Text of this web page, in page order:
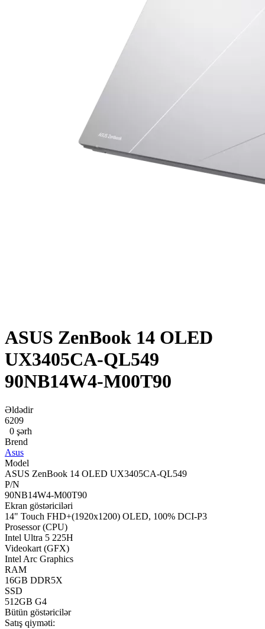
ASUS ZenBook 14 OLED
UX3405CA-QL549
90NB14W4-M00T90
Əldədir
6209
0 şərh
Brend
Asus
Model
ASUS ZenBook 14 OLED UX3405CA-QL549
P/N
90NB14W4-M00T90
Ekran göstəriciləri
14" Touch FHD+(1920x1200) OLED, 100% DCI-P3
Prosessor (CPU)
Intel Ultra 5 225H
Videokart (GFX)
Intel Arc Graphics
RAM
16GB DDR5X
SSD
512GB G4
Bütün göstəricilər
Satış qiyməti: